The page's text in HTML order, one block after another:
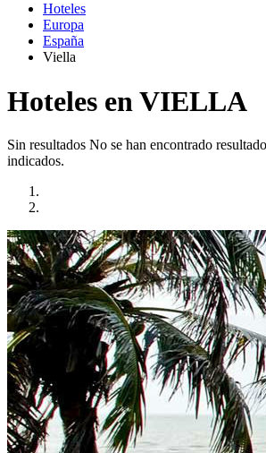
Hoteles
Europa
España
Viella
Hoteles en VIELLA
Sin resultados No se han encontrado
indicados.